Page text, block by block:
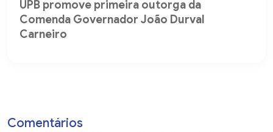
UPB promove primeira outorga da
Comenda Governador João Durval
Carneiro
Comentários